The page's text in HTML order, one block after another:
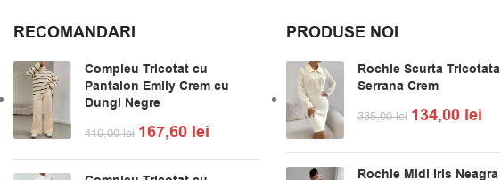
RECOMANDARI
Compleu Tricotat cu
Pantalon Emily Crem cu
Dungi Negre
419,00lei 167,60 lei
PRODUSE NOI
Rochie Scurta Tricotata
Serrana Crem
335,00lei 134,00 lei
Rochie Midi Iris Neagra